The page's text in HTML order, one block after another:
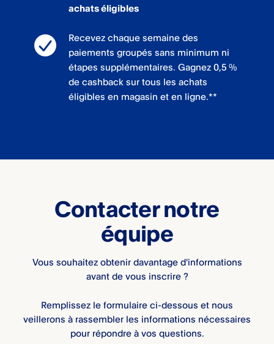
achats éligibles
Recevez chaque semaine des
paiements groupés sans minimum ni
étapes supplémentaires. Gagnez 0,5 %
de cashback sur tous les achats
éligibles en magasin et en ligne.**
Contacter notre
équipe
Vous souhaitez obtenir davantage d'informations
avant de vous inscrire ?
Remplissez le formulaire ci-dessous et nous
veillerons à rassembler les informations nécessaires
pour répondre à vos questions.